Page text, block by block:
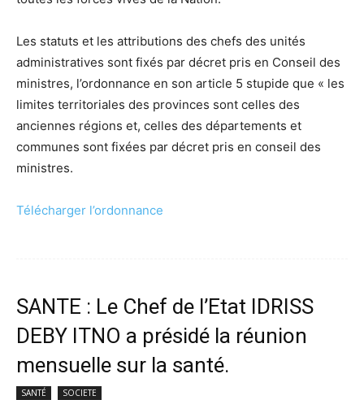
Les statuts et les attributions des chefs des unités
administratives sont fixés par décret pris en Conseil des
ministres, l’ordonnance en son article 5 stupide que « les
limites territoriales des provinces sont celles des
anciennes régions et, celles des départements et
communes sont fixées par décret pris en conseil des
ministres.
Télécharger l’ordonnance
SANTE : Le Chef de l’Etat IDRISS
DEBY ITNO a présidé la réunion
mensuelle sur la santé.
SANTÉ SOCIETE